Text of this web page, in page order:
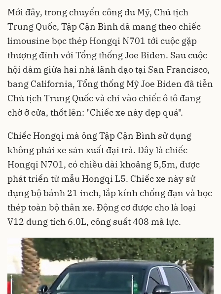
Mới đây, trong chuyến công du Mỹ, Chủ tịch
Trung Quốc, Tập Cận Bình đã mang theo chiếc
limousine bọc thép Hongqi N701 tới cuộc gặp
thượng đỉnh với Tổng thống Joe Biden. Sau cuộc
hội đàm giữa hai nhà lãnh đạo tại San Francisco,
bang California, Tổng thống Mỹ Joe Biden đã tiễn
Chủ tịch Trung Quốc và chỉ vào chiếc ô tô đang
chờ ở cửa, thốt lên: "Chiếc xe này đẹp quá".
Chiếc Hongqi mà ông Tập Cận Bình sử dụng
không phải xe sản xuất đại trà. Đây là chiếc
Hongqi N701, có chiều dài khoảng 5,5m, được
phát triển từ mẫu Hongqi L5. Chiếc xe này sử
dụng bộ bánh 21 inch, lắp kính chống đạn và bọc
thép toàn bộ thân xe. Động cơ được cho là loại
V12 dung tích 6.0L, công suất 408 mã lực.